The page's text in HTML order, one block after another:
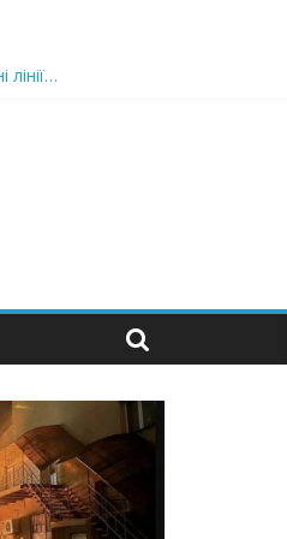
яку людину і…”